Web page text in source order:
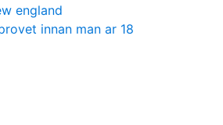
england
innan man ar 18